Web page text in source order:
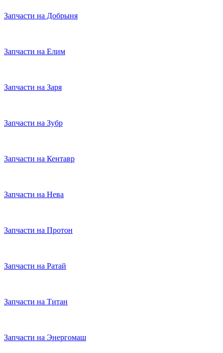
Запчасти на Добрыня
Запчасти на Елим
Запчасти на Заря
Запчасти на Зубр
Запчасти на Кентавр
Запчасти на Нева
Запчасти на Протон
Запчасти на Ратай
Запчасти на Титан
Запчасти на Энергомаш